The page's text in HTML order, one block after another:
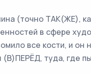
(точно ТАК(ЖЕ),
в сфере
все кости, и он
(В)ПЕРЁД, туда, где